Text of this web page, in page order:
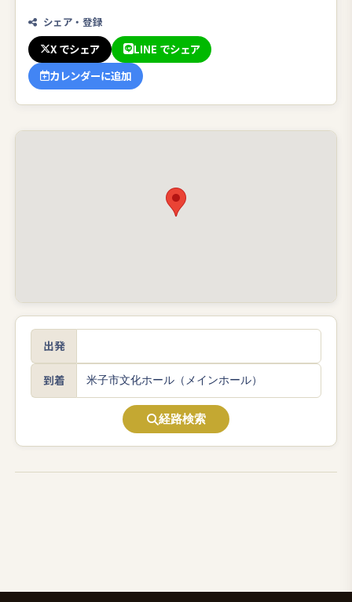
シェア・登録
X でシェア
LINE でシェア
カレンダーに追加
出発
到着
経路検索